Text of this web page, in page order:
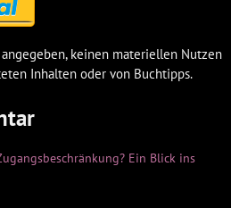
keinen materiellen Nutzen
Inhalten oder von Buchtipps.
Ein Blick ins